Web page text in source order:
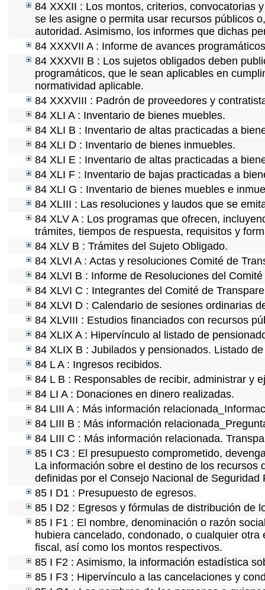
84 XXXII : Los montos, criterios, convocatorias
se les asigne o permita usar recursos públicos
autoridad. Asimismo, los informes que dichas
84 XXXVII A : Informe de avances
84 XXXVII B : Los sujetos obligados deben
programáticos, que le sean aplicables en
normatividad aplicable.
84 XXXVIII : Padrón de proveedores y
84 XLI A : Inventario de bienes muebles.
84 XLI B : Inventario de altas practicadas a
84 XLI D : Inventario de bienes inmuebles.
84 XLI E : Inventario de altas practicadas a
84 XLI F : Inventario de bajas practicadas a
84 XLI G : Inventario de bienes muebles e
84 XLIII : Las resoluciones y laudos que se
84 XLV A : Los programas que ofrecen,
trámites, tiempos de respuesta, requisitos y
84 XLV B : Trámites del Sujeto Obligado.
84 XLVI A : Actas y resoluciones Comité de
84 XLVI B : Informe de Resoluciones del
84 XLVI C : Integrantes del Comité de
84 XLVI D : Calendario de sesiones ordinarias
84 XLVIII : Estudios financiados con recursos
84 XLIX A : Hipervínculo al listado de
84 XLIX B : Jubilados y pensionados. Listado
84 L A : Ingresos recibidos.
84 L B : Responsables de recibir, administrar y
84 LI A : Donaciones en dinero realizadas.
84 LIII A : Más información
84 LIII B : Más información
84 LIII C : Más información relacionada.
85 I C3 : El presupuesto comprometido,
La información sobre el destino de los
definidas por el Consejo Nacional de Seguridad
85 I D1 : Presupuesto de egresos.
85 I D2 : Egresos y fórmulas de distribución de
85 I F1 : El nombre, denominación o razón
hubiera cancelado, condonado, o cualquier
fiscal, así como los montos respectivos.
85 I F2 : Asimismo, la información estadística
85 I F3 : Hipervínculo a las cancelaciones y